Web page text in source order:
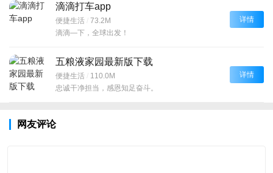
滴滴打车app
便捷生活
73.2M
滴滴—下，全球出发！
详情
五粮液家园最新版下载
便捷生活
110.0M
忠诚干净担当，感恩知足奋斗。
详情
网友评论